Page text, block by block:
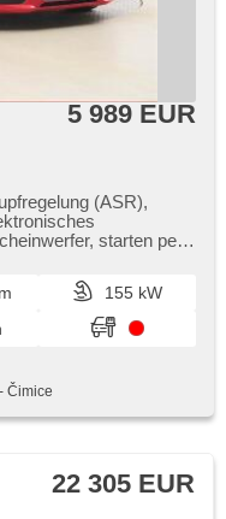
5 989 EUR
(ASR),
starten per
Handgetriebe
155 kW
Čimice
22 305 EUR